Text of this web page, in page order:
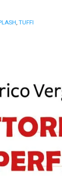
TUFFI